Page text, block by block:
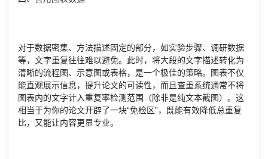
对于数据密集、方法描述固定的部分，如实验步骤、调研数据
等，文字重复往往难以避免。此时，将大段的文字描述转化为
清晰的流程图、示意图或表格，是一个极佳的策略。图表不仅
能直观展示信息，提升论文的可读性，而且查重系统通常不将
图表内的文字计入重复率检测范围（除非是纯文本截图）。这
相当于为你的论文开辟了一块“免检区”，既能有效降低总重复
比，又能让内容更显专业。